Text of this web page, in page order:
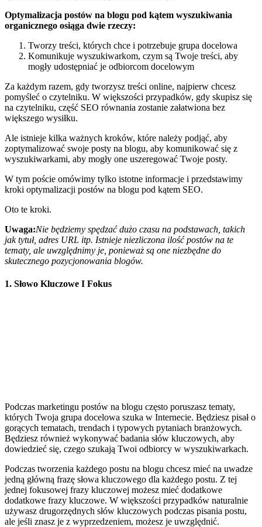
Optymalizacja postów na blogu pod kątem wyszukiwania
organicznego osiąga dwie rzeczy:
Tworzy treści, których chce i potrzebuje grupa docelowa
Komunikuje wyszukiwarkom, czym są Twoje treści, aby
mogły udostępniać je odbiorcom docelowym
Za każdym razem, gdy tworzysz treści online, najpierw chcesz
pomyśleć o czytelniku. W większości przypadków, gdy skupisz się
na czytelniku, część SEO równania zostanie załatwiona bez
większego wysiłku.
Ale istnieje kilka ważnych kroków, które należy podjąć, aby
zoptymalizować swoje posty na blogu, aby komunikować się z
wyszukiwarkami, aby mogły one uszeregować Twoje posty.
W tym poście omówimy tylko istotne informacje i przedstawimy
kroki optymalizacji postów na blogu pod kątem SEO.
Oto te kroki.
Uwaga:Nie będziemy spędzać dużo czasu na podstawach, takich
jak tytuł, adres URL itp. Istnieje niezliczona ilość postów na te
tematy, ale uwzględnimy je, ponieważ są one niezbędne do
skutecznego pozycjonowania blogów.
1. Słowo Kluczowe I Fokus
Podczas marketingu postów na blogu często poruszasz tematy,
których Twoja grupa docelowa szuka w Internecie. Będziesz pisał o
gorących tematach, trendach i typowych pytaniach branżowych.
Będziesz również wykonywać badania słów kluczowych, aby
dowiedzieć się, czego szukają Twoi odbiorcy w wyszukiwarkach.
Podczas tworzenia każdego postu na blogu chcesz mieć na uwadze
jedną główną frazę słowa kluczowego dla każdego postu. Z tej
jednej fokusowej frazy kluczowej możesz mieć dodatkowe
dodatkowe frazy kluczowe. W większości przypadków naturalnie
używasz drugorzędnych słów kluczowych podczas pisania postu,
ale jeśli znasz je z wyprzedzeniem, możesz je uwzględnić.